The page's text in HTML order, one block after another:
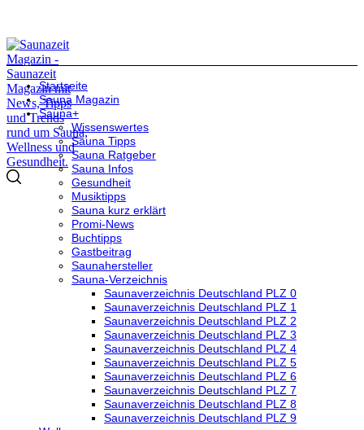
Startseite
Sauna Magazin
Sauna+
Wissenswertes
Sauna Tipps
Sauna Ratgeber
Sauna Infos
Gesundheit
Musiktipps
Sauna kurz erklärt
Promi-News
Buchtipps
Gastbeitrag
Saunahersteller
Sauna-Verzeichnis
Saunaverzeichnis Deutschland PLZ 0
Saunaverzeichnis Deutschland PLZ 1
Saunaverzeichnis Deutschland PLZ 2
Saunaverzeichnis Deutschland PLZ 3
Saunaverzeichnis Deutschland PLZ 4
Saunaverzeichnis Deutschland PLZ 5
Saunaverzeichnis Deutschland PLZ 6
Saunaverzeichnis Deutschland PLZ 7
Saunaverzeichnis Deutschland PLZ 8
Saunaverzeichnis Deutschland PLZ 9